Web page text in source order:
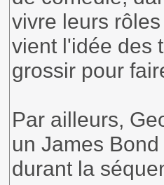
vivre leurs
vient l'idée des
grossir pour
Par ailleurs,
un James
durant la